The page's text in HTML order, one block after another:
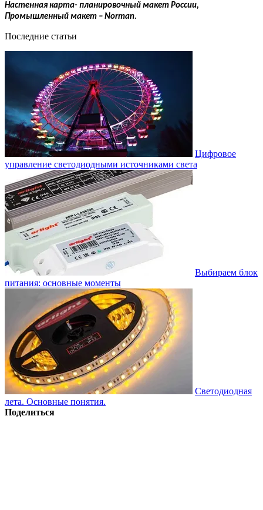
Настенная карта- планировочный макет России,
Промышленный макет – Norman.
Последние статьи
Цифровое
управление светодиодными источниками света
Выбираем блок
питания: основные моменты
Светодиодная
лета. Основные понятия.
Поделиться